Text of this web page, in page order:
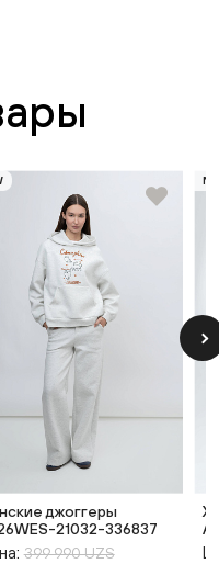
джоггеры
21032-336837
399 990 UZS